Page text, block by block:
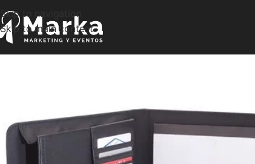
Skip to navigation
Skip to main content